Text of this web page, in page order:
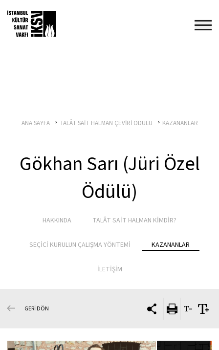
ANA SAYFA TALÂT SAİT HALMAN ÇEVİRİ ÖDÜLÜ KAZANANLAR
Gökhan Sarı (Jüri Özel
Ödülü)
HAKKINDA TALÂT SAİT HALMAN KİMDİR?
SEÇİCİ KURULUN ÇALIŞMA YÖNTEMİ KAZANANLAR
İLETİŞİM
GERİ DÖN